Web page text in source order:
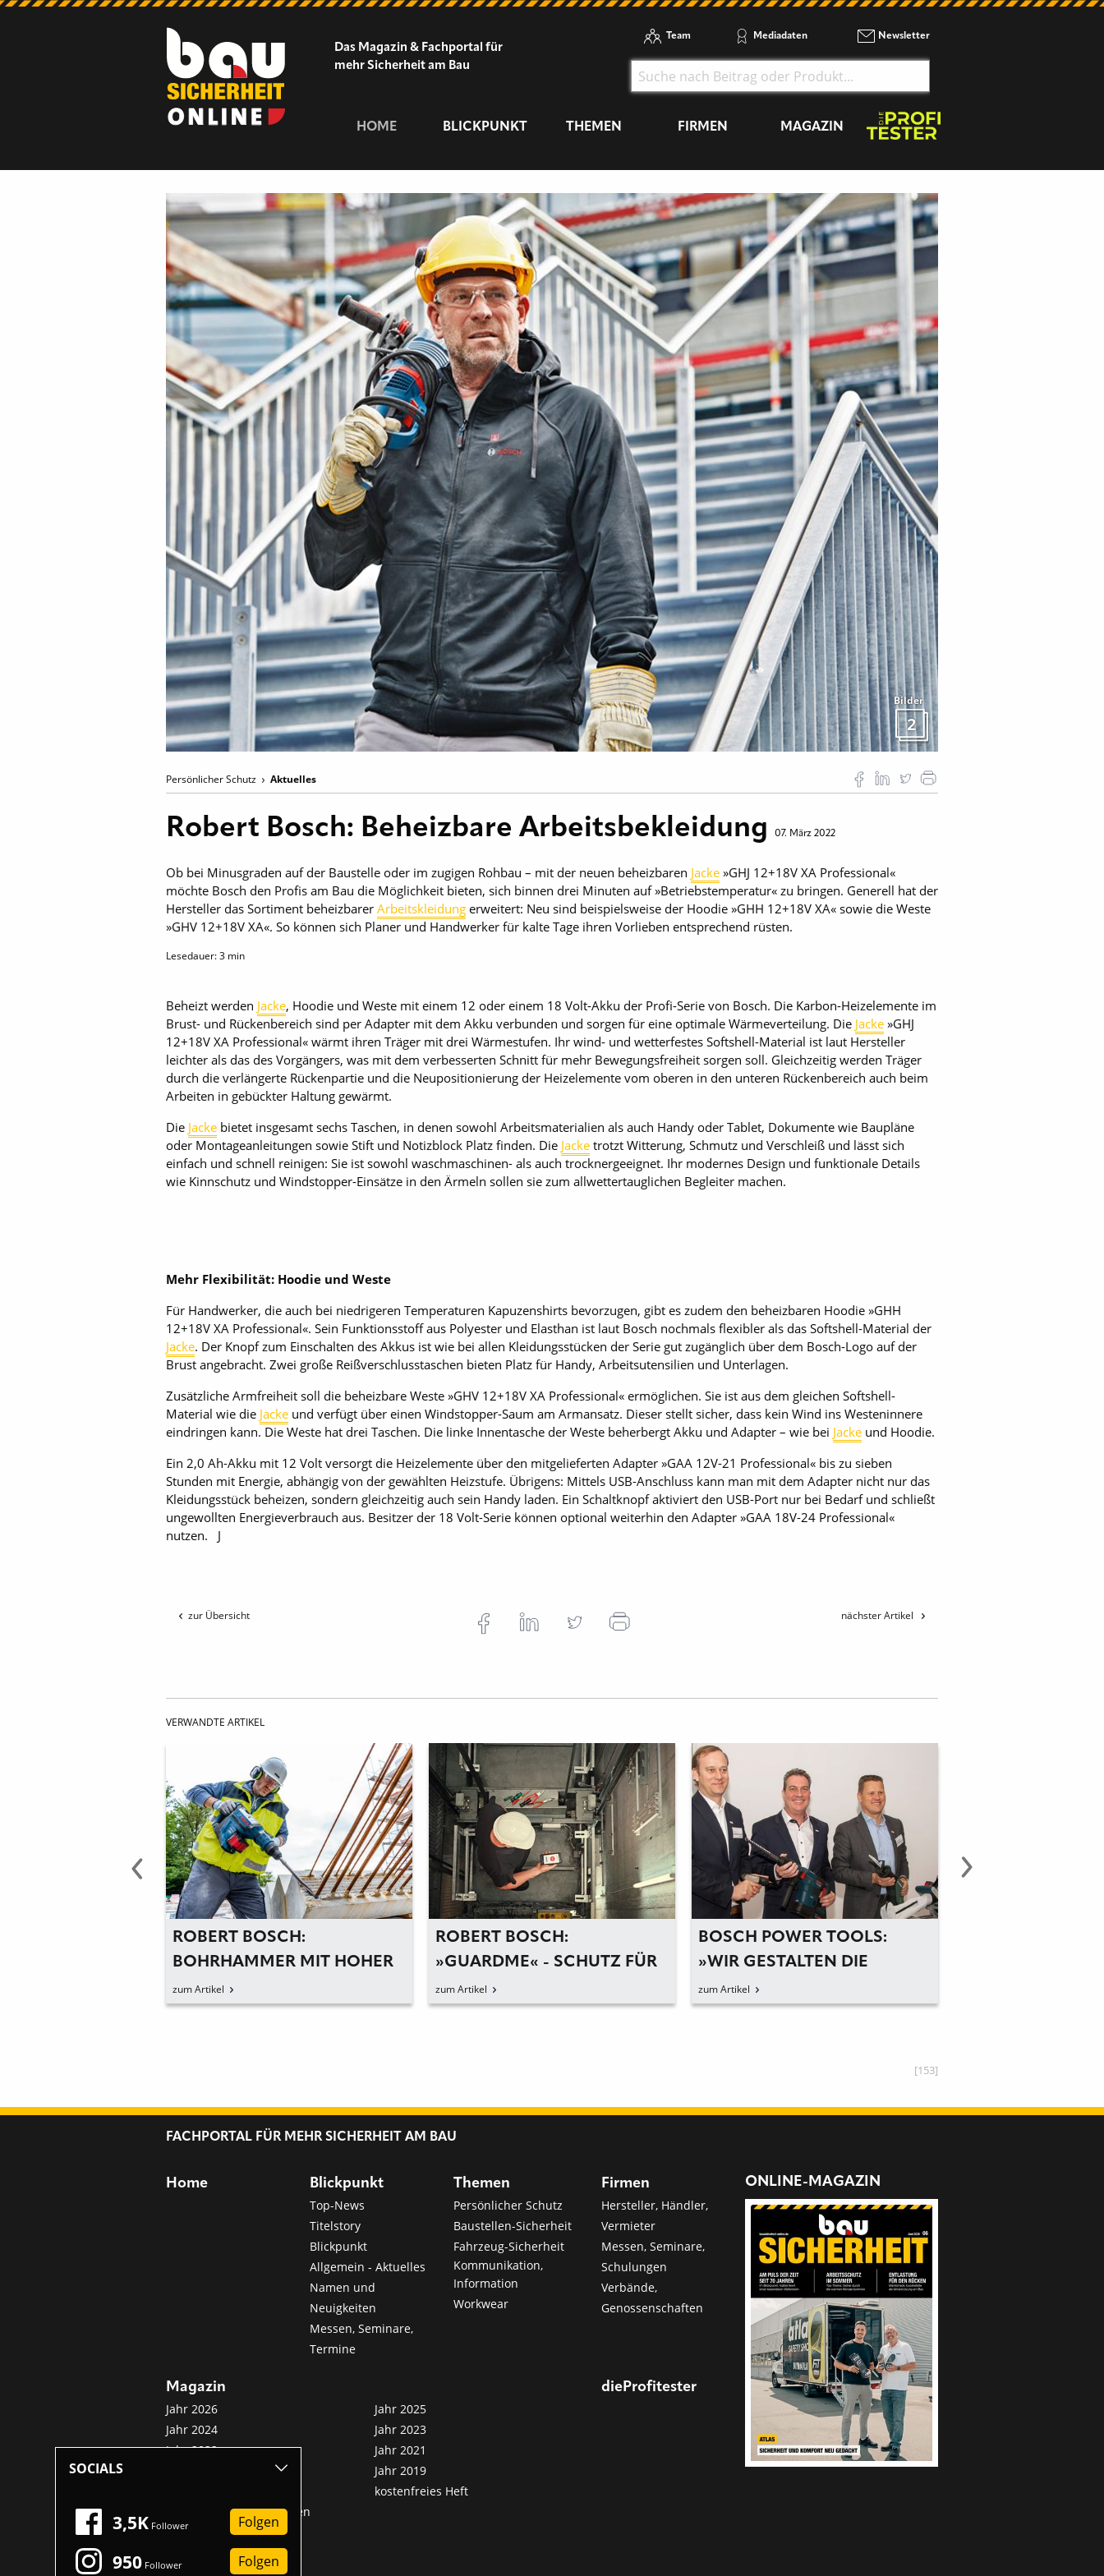
Das Magazin & Fachportal für
mehr Sicherheit am Bau
Team Mediadaten Newsletter
HOME BLICKPUNKT THEMEN FIRMEN MAGAZIN
Bilder
2
Persönlicher Schutz Aktuelles
Robert Bosch: Beheizbare Arbeitsbekleidung 07. März 2022
Ob bei Minusgraden auf der Baustelle oder im zugigen Rohbau – mit der neuen beheizbaren Jacke »GHJ 12+18V XA Professional«
möchte Bosch den Profis am Bau die Möglichkeit bieten, sich binnen drei Minuten auf »Betriebstemperatur« zu bringen. Generell hat der
Hersteller das Sortiment beheizbarer Arbeitskleidung erweitert: Neu sind beispielsweise der Hoodie »GHH 12+18V XA« sowie die Weste
»GHV 12+18V XA«. So können sich Planer und Handwerker für kalte Tage ihren Vorlieben entsprechend rüsten.
Lesedauer:3 min
Beheizt werden Jacke, Hoodie und Weste mit einem 12 oder einem 18 Volt-Akku der Profi-Serie von Bosch. Die Karbon-Heizelemente im
Brust- und Rückenbereich sind per Adapter mit dem Akku verbunden und sorgen für eine optimale Wärmeverteilung. Die Jacke »GHJ
12+18V XA Professional« wärmt ihren Träger mit drei Wärmestufen. Ihr wind- und wetterfestes Softshell-Material ist laut Hersteller
leichter als das des Vorgängers, was mit dem verbesserten Schnitt für mehr Bewegungsfreiheit sorgen soll. Gleichzeitig werden Träger
durch die verlängerte Rückenpartie und die Neupositionierung der Heizelemente vom oberen in den unteren Rückenbereich auch beim
Arbeiten in gebückter Haltung gewärmt.
Die Jacke bietet insgesamt sechs Taschen, in denen sowohl Arbeitsmaterialien als auch Handy oder Tablet, Dokumente wie Baupläne
oder Montageanleitungen sowie Stift und Notizblock Platz finden. Die Jacke trotzt Witterung, Schmutz und Verschleiß und lässt sich
einfach und schnell reinigen: Sie ist sowohl waschmaschinen- als auch trocknergeeignet. Ihr modernes Design und funktionale Details
wie Kinnschutz und Windstopper-Einsätze in den Ärmeln sollen sie zum allwettertauglichen Begleiter machen.
Mehr Flexibilität: Hoodie und Weste
Für Handwerker, die auch bei niedrigeren Temperaturen Kapuzenshirts bevorzugen, gibt es zudem den beheizbaren Hoodie »GHH
12+18V XA Professional«. Sein Funktionsstoff aus Polyester und Elasthan ist laut Bosch nochmals flexibler als das Softshell-Material der
Jacke. Der Knopf zum Einschalten des Akkus ist wie bei allen Kleidungsstücken der Serie gut zugänglich über dem Bosch-Logo auf der
Brust angebracht. Zwei große Reißverschlusstaschen bieten Platz für Handy, Arbeitsutensilien und Unterlagen.
Zusätzliche Armfreiheit soll die beheizbare Weste »GHV 12+18V XA Professional« ermöglichen. Sie ist aus dem gleichen Softshell-
Material wie die Jacke und verfügt über einen Windstopper-Saum am Armansatz. Dieser stellt sicher, dass kein Wind ins Westeninnere
eindringen kann. Die Weste hat drei Taschen. Die linke Innentasche der Weste beherbergt Akku und Adapter – wie bei Jacke und Hoodie.
Ein 2,0 Ah-Akku mit 12 Volt versorgt die Heizelemente über den mitgelieferten Adapter »GAA 12V-21 Professional« bis zu sieben
Stunden mit Energie, abhängig von der gewählten Heizstufe. Übrigens: Mittels USB-Anschluss kann man mit dem Adapter nicht nur das
Kleidungsstück beheizen, sondern gleichzeitig auch sein Handy laden. Ein Schaltknopf aktiviert den USB-Port nur bei Bedarf und schließt
ungewollten Energieverbrauch aus. Besitzer der 18 Volt-Serie können optional weiterhin den Adapter »GAA 18V-24 Professional«
nutzen. J
zur Übersicht nächster Artikel
VERWANDTE ARTIKEL
ROBERT BOSCH:
BOHRHAMMER MIT HOHER
LEISTUNGSKRAFT
zum Artikel
ROBERT BOSCH:
»GUARDME« - SCHUTZ FÜR
ALLEINARBEITER
zum Artikel
BOSCH POWER TOOLS:
»WIR GESTALTEN DIE
TECHNISCHE
ENTWICKLUNG DER
zum Artikel
[153]
FACHPORTAL FÜR MEHR SICHERHEIT AM BAU
Home Blickpunkt
Top-News
Titelstory
Blickpunkt
Allgemein - Aktuelles
Namen und
Neuigkeiten
Messen, Seminare,
Termine
Themen
Persönlicher Schutz
Baustellen-Sicherheit
Fahrzeug-Sicherheit
Kommunikation,
Information
Workwear
Firmen
Hersteller, Händler,
Vermieter
Messen, Seminare,
Schulungen
Verbände,
Genossenschaften
Magazin
Jahr 2026
Jahr 2025
Jahr 2024
Jahr 2023
Jahr 2022
Jahr 2021
Jahr 2019
kostenfreies Heft
Sonderveröffentlichungen
dieProfitester
ONLINE-MAGAZIN
SOCIALS
3,5K Follower Folgen
950 Follower Folgen